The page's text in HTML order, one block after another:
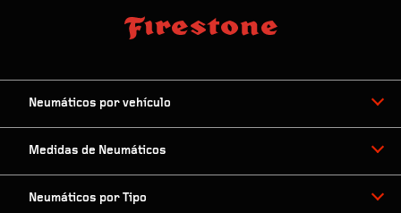
Neumáticos por vehículo
Medidas de Neumáticos
Neumáticos por Tipo